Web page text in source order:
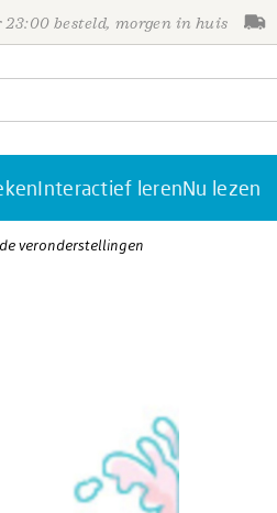
23:00 besteld, morgen in huis
Interactief lerenNu lezen
veronderstellingen